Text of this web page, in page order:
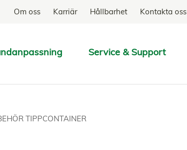
Om oss Karriär Hållbarhet Kontakta oss
Service & Support
SÖK
TIPPCONTAINER